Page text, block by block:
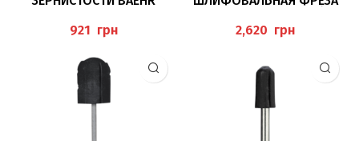
грн
BUSCHгрн